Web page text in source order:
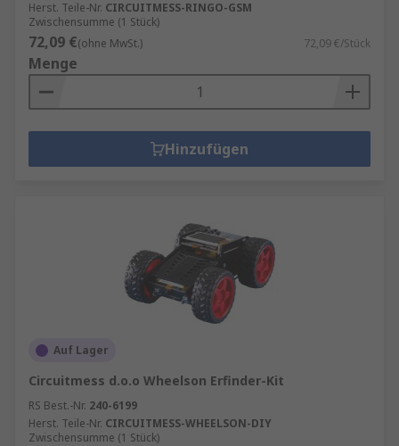
Herst. Teile-Nr. CIRCUITMESS-RINGO-GSM
Zwischensumme (1 Stück)
72,09 €(ohne MwSt.) 72,09 €/Stück
Menge
Hinzufügen
Auf Lager
Circuitmess d.o.o Wheelson Erfinder-Kit
RS Best.-Nr. 240-6199
Herst. Teile-Nr. CIRCUITMESS-WHEELSON-DIY
Zwischensumme (1 Stück)